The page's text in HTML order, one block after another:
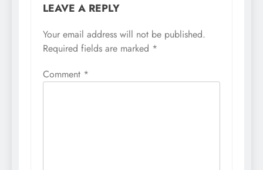
LEAVE A REPLY
Your email address will not be published.
Required fields are marked *
Comment *